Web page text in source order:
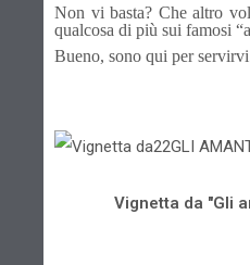
Non vi basta? Che altro
qualcosa di più sui famosi
Bueno, sono qui per
Vignetta da "Gli